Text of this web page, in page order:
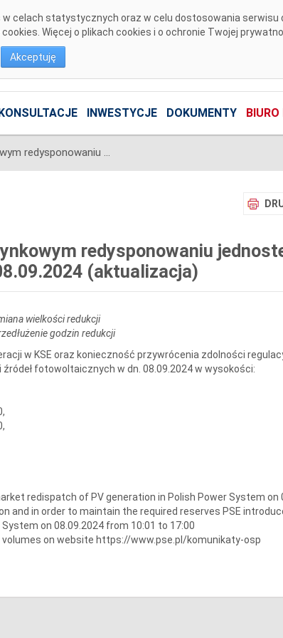
celach statystycznych oraz w celu dostosowania serwisu
Więcej o plikach cookies i o ochronie Twojej
Akceptuję
INWESTYCJE DOKUMENTY
Komunikat o nierynkowym redysponowaniu jednostek wytwórczych PV w KSE w dn. 08.09.2024 (aktualizacja)
redysponowaniu
(aktualizacja)
wielkości redukcji
godzin redukcji
w KSE oraz konieczność przywrócenia zdolności
fotowoltaicznych w dn. 08.09.2024 w wysokości:
redispatch of PV generation in Polish Power System on
and in order to maintain the required reserves PSE
on 08.09.2024 from 10:01 to 17:00
volumes on website https://www.pse.pl/komunikaty-osp